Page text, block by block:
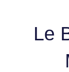
Le